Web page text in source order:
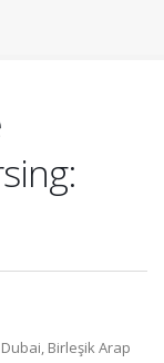
Birleşik Arap